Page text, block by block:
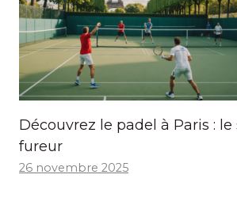
Découvrez le padel à Paris :
fureur
26 novembre 2025